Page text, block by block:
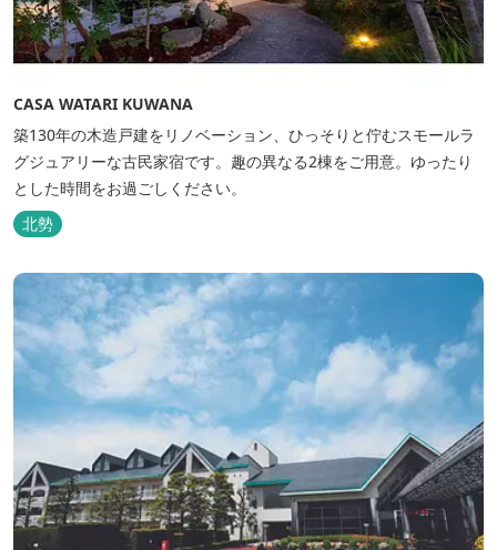
CASA WATARI KUWANA
築130年の木造戸建をリノベーション、ひっそりと佇むスモールラ
グジュアリーな古民家宿です。趣の異なる2棟をご用意。ゆったり
とした時間をお過ごしください。
北勢